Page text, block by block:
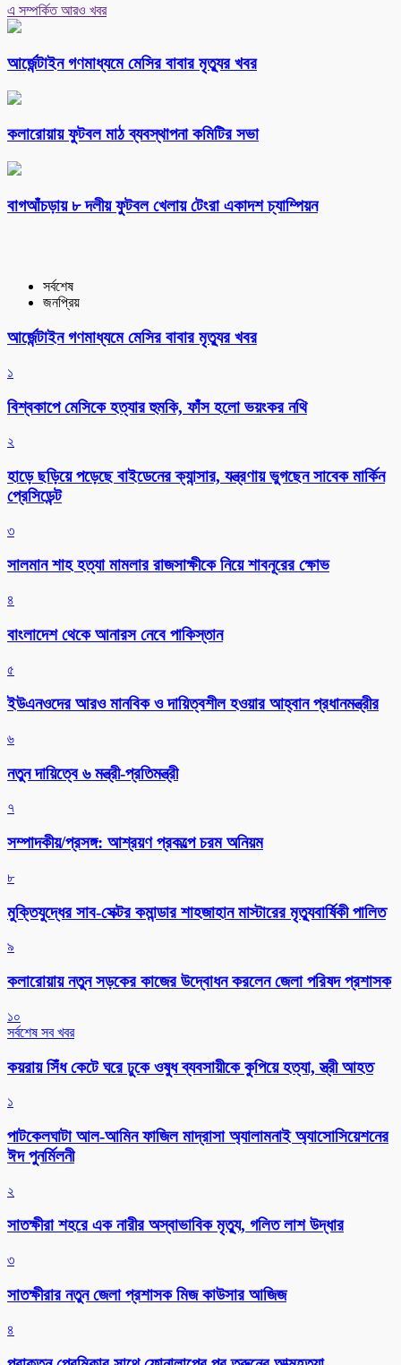
এ সম্পর্কিত আরও খবর
আর্জেন্টাইন গণমাধ্যমে মেসির বাবার মৃত্যুর খবর
কলারোয়ায় ফুটবল মাঠ ব্যবস্থাপনা কমিটির সভা
বাগআঁচড়ায় ৮ দলীয় ফুটবল খেলায় টেংরা একাদশ চ্যাম্পিয়ন
সর্বশেষ
জনপ্রিয়
আর্জেন্টাইন গণমাধ্যমে মেসির বাবার মৃত্যুর খবর
১
বিশ্বকাপে মেসিকে হত্যার হুমকি, ফাঁস হলো ভয়ংকর নথি
২
হাড়ে ছড়িয়ে পড়েছে বাইডেনের ক্যান্সার, যন্ত্রণায় ভুগছেন সাবেক মার্কিন
প্রেসিডেন্ট
৩
সালমান শাহ হত্যা মামলার রাজসাক্ষীকে নিয়ে শাবনূরের ক্ষোভ
৪
বাংলাদেশ থেকে আনারস নেবে পাকিস্তান
৫
ইউএনওদের আরও মানবিক ও দায়িত্বশীল হওয়ার আহ্বান প্রধানমন্ত্রীর
৬
নতুন দায়িত্বে ৬ মন্ত্রী-প্রতিমন্ত্রী
৭
সম্পাদকীয়/প্রসঙ্গ: আশ্রয়ণ প্রকল্পে চরম অনিয়ম
৮
মুক্তিযুদ্ধের সাব-সেক্টর কমান্ডার শাহজাহান মাস্টারের মৃত্যুবার্ষিকী পালিত
৯
কলারোয়ায় নতুন সড়কের কাজের উদ্বোধন করলেন জেলা পরিষদ প্রশাসক
১০
সর্বশেষ সব খবর
কয়রায় সিঁধ কেটে ঘরে ঢুকে ওষুধ ব্যবসায়ীকে কুপিয়ে হত্যা, স্ত্রী আহত
১
পাটকেলঘাটা আল-আমিন ফাজিল মাদ্রাসা অ্যালামনাই অ্যাসোসিয়েশনের
ঈদ পুনর্মিলনী
২
সাতক্ষীরা শহরে এক নারীর অস্বাভাবিক মৃত্যু, গলিত লাশ উদ্ধার
৩
সাতক্ষীরার নতুন জেলা প্রশাসক মিজ কাউসার আজিজ
৪